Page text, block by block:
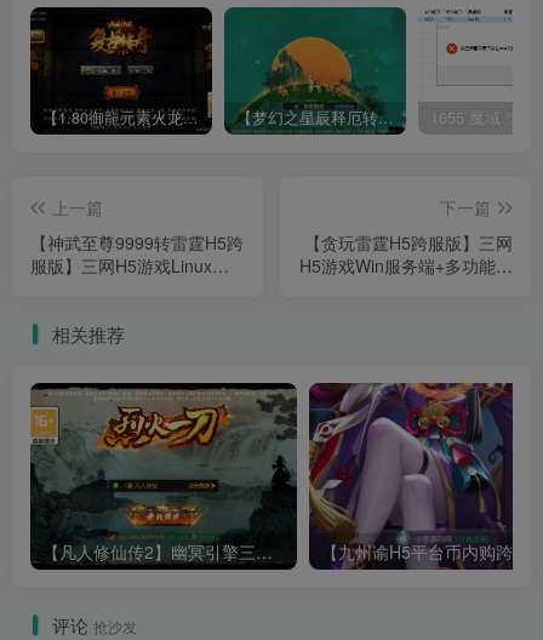
【1.80御龍元素火龙[摸摸登陆器]】战神引擎WIN服务端+GM工具+充值后台+双端+架设教程 【梦幻之星辰释厄转尊享挂机版】MT3换皮梦幻西游Linux服务端+GM后台+双端+源码+架设教程
上一篇
【神武至尊9999转雷霆H5跨
服版】三网H5游戏Linux服
下一篇
【贪玩雷霆H5跨服版】三网
H5游戏Win服务端+多功能管
相关推荐
【凡人修仙传2】幽冥引擎三网H5游戏Win服务端+全套表+全套源码+运营管理后台+安卓+架设教程
评论 抢沙发